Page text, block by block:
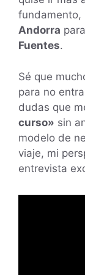
fundamento,
Andorra
Fuentes.
Sé que
para no
dudas que
curso» sin
modelo de
viaje, mi
entrevista